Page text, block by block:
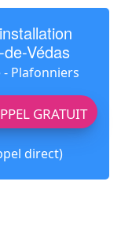
Védas
Plafonniers
GRATUIT
direct)